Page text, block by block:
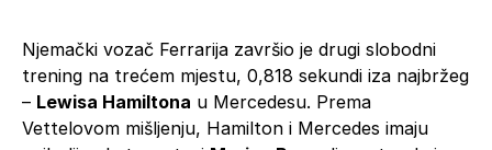
Njemački vozač Ferrarija završio je drugi slobodni
trening na trećem mjestu, 0,818 sekundi iza najbržeg
– Lewisa Hamiltona u Mercedesu. Prema
Vettelovom mišljenju, Hamilton i Mercedes imaju